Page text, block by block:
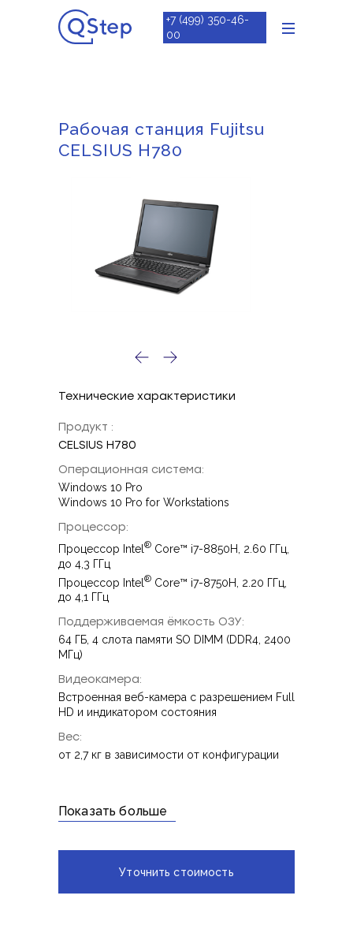
+7 (499) 350-46-
00
Рабочая станция Fujitsu
CELSIUS H780
Технические характеристики
Продукт :
CELSIUS H780
Операционная система:
Windows 10 Pro
Windows 10 Pro for Workstations
Процессор:
Процессор Intel ® Core™ i7-8850H, 2.60 ГГц,
до 4,3 ГГц
Процессор Intel® Core™ i7-8750H, 2.20 ГГц,
до 4,1 ГГц
Поддерживаемая ёмкость ОЗУ:
64 ГБ, 4 слота памяти SO DIMM (DDR4, 2400
МГц)
Видеокамера:
Встроенная веб-камера с разрешением Full
HD и индикатором состояния
Вес:
от 2,7 кг в зависимости от конфигурации
Уточнить стоимость
Показать больше